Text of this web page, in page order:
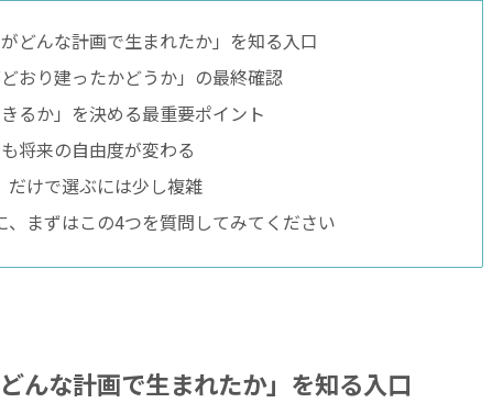
どんな計画で生まれたか」を知る入口
おり建ったかどうか」の最終確認
るか」を決める最重要ポイント
将来の自由度が変わる
けで選ぶには少し複雑
まずはこの4つを質問してみてください
んな計画で生まれたか」を知る入口